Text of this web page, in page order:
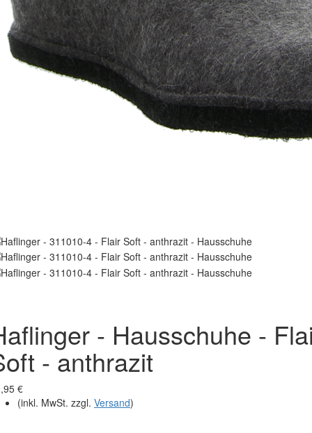
- Hausschuhe -
- anthrazit
€
(inkl. MwSt. zzgl. Versand)